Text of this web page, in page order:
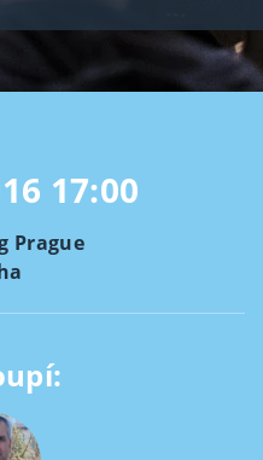
17:00
Prague